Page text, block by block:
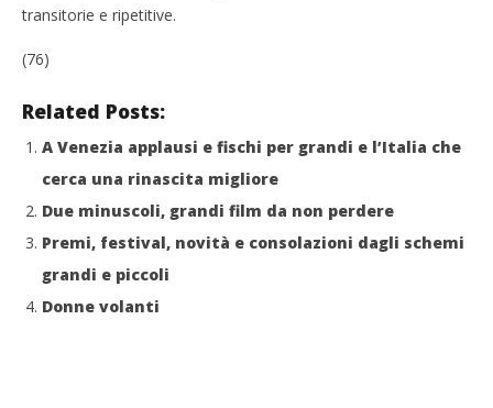
transitorie e ripetitive.
(76)
Related Posts:
A Venezia applausi e fischi per grandi e l’Italia che
cerca una rinascita migliore
Due minuscoli, grandi film da non perdere
Premi, festival, novità e consolazioni dagli schemi
grandi e piccoli
Donne volanti